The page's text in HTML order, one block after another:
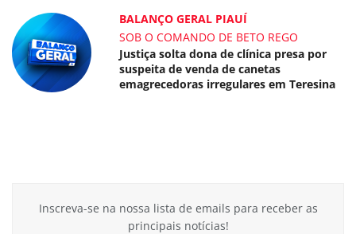
BALANÇO GERAL PIAUÍ
SOB O COMANDO DE BETO REGO
Justiça solta dona de clínica presa por
suspeita de venda de canetas
emagrecedoras irregulares em Teresina
Inscreva-se na nossa lista de emails para receber as
principais notícias!